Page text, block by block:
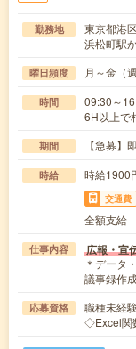
勤務地
東京都港
浜松町駅
曜日頻度 月～金（
時間
09:30～
6H以上で
期間 【急募】
時給 時給1900
交通費
全額支給
仕事内容 広報・宣
＊データ
議事録作
応募資格
職種未経
◇Excel関